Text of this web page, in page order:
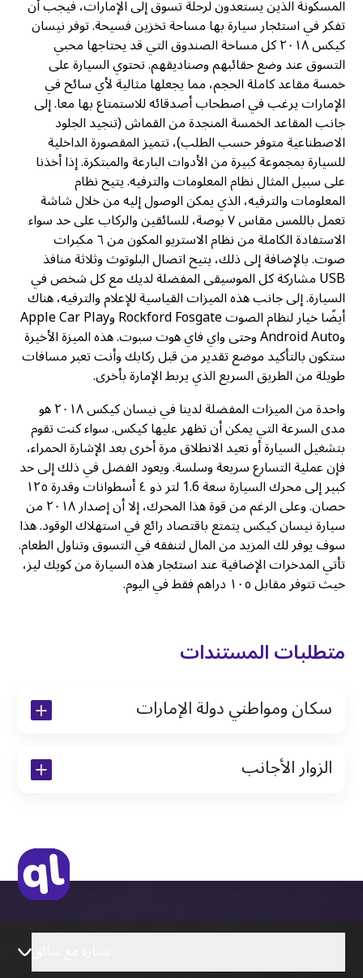
المسكونة الذين يستعدون لرحلة تسوق إلى الإمارات، فيجب أن
تفكر في استئجار سيارة بها مساحة تخزين فسيحة. توفر نيسان
كيكس ٢٠١٨ كل مساحة الصندوق التي قد يحتاجها محبي
التسوق عند وضع حقائبهم وصناديقهم. تحتوي السيارة على
خمسة مقاعد كاملة الحجم، مما يجعلها مثالية لأي سائح في
الإمارات يرغب في اصطحاب أصدقائه للاستمتاع بها معا. إلى
جانب المقاعد الخمسة المنجدة من القماش (تنجيد الجلود
الاصطناعية متوفر حسب الطلب)، تتميز المقصورة الداخلية
للسيارة بمجموعة كبيرة من الأدوات البارعة والمبتكرة. إذا أخذنا
على سبيل المثال نظام المعلومات والترفيه. يتيح نظام
المعلومات والترفيه، الذي يمكن الوصول إليه من خلال شاشة
تعمل باللمس مقاس ٧ بوصة، للسائقين والركاب على حد سواء
الاستفادة الكاملة من نظام الاستريو المكون من ٦ مكبرات
صوت. بالإضافة إلى ذلك، يتيح اتصال البلوتوث وثلاثة منافذ
USB مشاركة كل الموسيقى المفضلة لديك مع كل شخص في
السيارة. إلى جانب هذه الميزات القياسية للإعلام والترفيه، هناك
أيضًا خيار لنظام الصوت Rockford Fosgate وApple Car Play
وAndroid Auto وحتى واي فاي هوت سبوت. هذه الميزة الأخيرة
ستكون بالتأكيد موضع تقدير من قبل ركابك وأنت تعبر مسافات
طويلة من الطريق السريع الذي يربط الإمارة بأخرى.
واحدة من الميزات المفضلة لدينا في نيسان كيكس ٢٠١٨ هو
مدى السرعة التي يمكن أن تظهر عليها كيكس. سواء كنت تقوم
بتشغيل السيارة أو تعيد الانطلاق مرة أخرى بعد الإشارة الحمراء،
فإن عملية التسارع سريعة وسلسة. ويعود الفضل في ذلك إلى حد
كبير إلى محرك السيارة سعة 1.6 لتر ذو ٤ أسطوانات وقدرة ١٢٥
حصان. وعلى الرغم من قوة هذا المحرك، إلا أن إصدار ٢٠١٨ من
سيارة نيسان كيكس يتمتع باقتصاد رائع في استهلاك الوقود. هذا
سوف يوفر لك المزيد من المال لتنفقه في التسوق وتناول الطعام.
تأتي المدخرات الإضافية عند استئجار هذه السيارة من كويك ليز،
حيث تتوفر مقابل ١٠٥ دراهم فقط في اليوم.
متطلبات المستندات
سكان ومواطني دولة الإمارات
نسخة من تأشيرة الاقامة
الزوار الأجانب